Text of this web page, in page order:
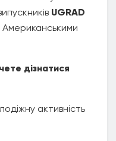
UGRAD
Американськими
дізнатися
активність